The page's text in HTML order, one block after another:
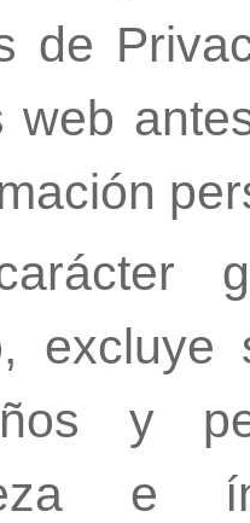
de
web
excluye
y
e